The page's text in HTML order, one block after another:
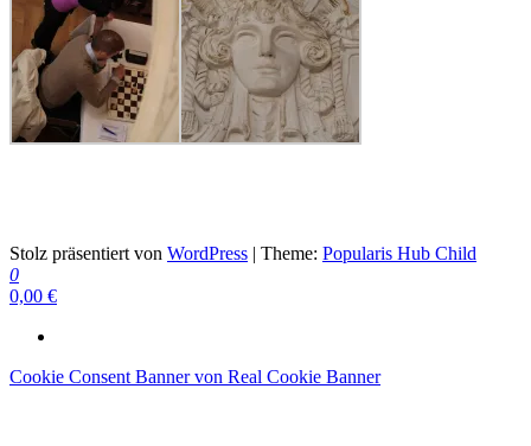
Stolz präsentiert von WordPress | Theme: Popularis Hub Child
0
0,00 €
Cookie Consent Banner von Real Cookie Banner